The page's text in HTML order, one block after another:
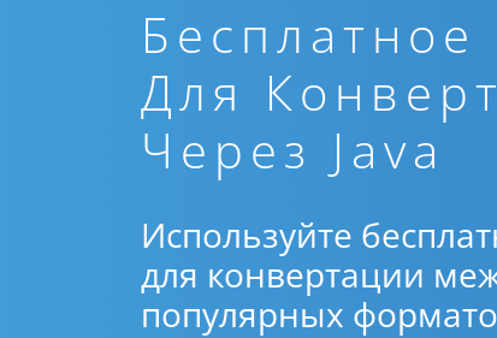
Для
Через Java
Используйте
для конвертации
популярных